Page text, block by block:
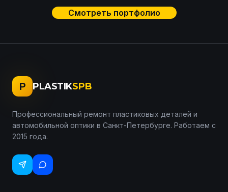
Смотреть портфолио
P PLASTIKSPB
Профессиональный ремонт пластиковых деталей и
автомобильной оптики в Санкт-Петербурге. Работаем с
2015 года.